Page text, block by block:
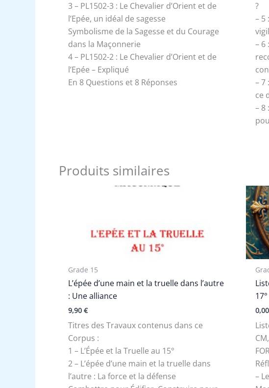
3 – PL1502-3 : Le Chevalier d’Orient et de
l’Epée, un idéal de sagesse
Symbolisme de la Sagesse et du Courage
dans la Maçonnerie
4 – PL1502-2 : Le Chevalier d’Orient et de
l’Epée – Expliqué
En 8 Questions et 8 Réponses
?
– 5
– 6
– 7
ce
– 8
Produits similaires
Grade 15
L’épée d’une main et la truelle dans l’autre
: Une alliance
9,90€
Titres des Travaux contenus dans ce
Corpus :
1 – L’Épée et la Truelle au 15°
2 – L’épée d’une main et la truelle dans
l’autre : La force et la défense
17°
–